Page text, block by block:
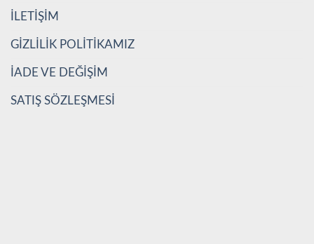
İLETİŞİM
GİZLİLİK POLİTİKAMIZ
İADE VE DEĞİŞİM
SATIŞ SÖZLEŞMESİ